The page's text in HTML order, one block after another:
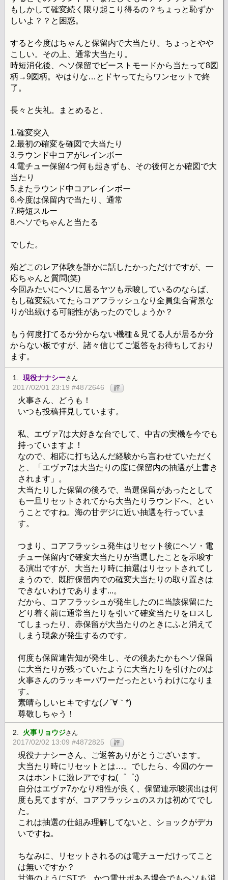
もしかして確変続く限り起こり得るの？ちょっと恥ずか
しいよ？？と困惑。
すると今度はちゃんと保留内で大当たり。ちょっとやや
こしい。その上、通常大当たり。
時短消化後、ヘソ保留でビーストモードから当たって8図
柄→9図柄。やはりな…とドヤってたらワンセットで終
了。
長々と失礼。まとめると、
1.確変突入
2.最初の確変を確図で大当たり
3.ラウンド中コアがレインボー
4.電チュー保留4つ何も起きずも、その後何とか確図で大
当たり
5.またラウンド中コアレインボー
6.今度は保留内で当たり、通常
7.時短スルー
8.ヘソでちゃんと当たる
でした。
殆どこのレア体験を誰かに話したかっただけですが、一
応ちゃんと質問(笑)
今回みたいにヘソに居るヤツも示唆しているのならば、
もし確変続いてたらコアフラッシュなり全員集合背景な
りが出続ける可能性があったのでしょうか？
もう何度打てるか分からない機種＆見てる人が居るか分
からない板ですが、諸々信じてご返答をお待ちしており
ます。
1. 現役ナナシーさん
2017/02/01 23:19 #4872646 評
火事さん、どうも！
いつも投稿拝見しています。
私、エヴァ7は大好きな台でして、中古の実機を今でも
持っていますよ！
なので、相応に打ち込んだ経験から言わせていただく
と、「エヴァ7は大当たりの度に保留内の抽選が上書き
されます」。
大当たりした保留の後ろで、当選保留があったとして
も一旦リセットされてから大当たりラウンドへ、とい
うことですね。海の甘デジに近い抽選を行っていま
す。
つまり、コアフラッシュ発生はリセット後にヘソ・電
チュー保留内で確変大当たりが当選したことを示唆す
る演出ですが、大当たり時に抽選はリセットされてし
まうので、既貯保留内での確変大当たりの取り置きは
できないわけであります...。
だから、コアフラッシュが発生したのに当該保留にた
どり着く前に通常当たりを引いて確変当たりをロスし
てしまったり、赤保留が大当たりのときにふと消えて
しまう現象が発生するのです。
何度も保留連告知が発生し、その後あたかもヘソ保留
に大当たりが残っていたように大当たりを引けたのは
火事さんのラッキーパワーだったというわけになりま
す。
素晴らしいヒキですな(ノ´∀｀*)
尊敬しちゃう！
2. 火事リョウジさん
2017/02/02 13:09 #4872825 評
現役ナナシーさん、ご返答ありがとうございます。
大当たり時にリセットとは…。でしたら、今回のケー
スはホントに激レアですね(゜゜;)
自分はエヴァ7かなり相性が良く、保留連示唆演出は何
度も見てますが、コアフラッシュのスカは初めてでし
た。
これは抽選の仕組み理解してないと、ショックがデカ
いですね。
ちなみに、リセットされるのは電チューだけってこと
は無いですか？